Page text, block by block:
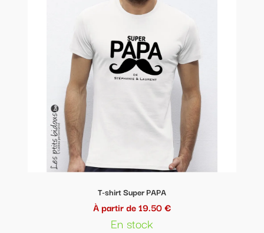
T-shirt Super PAPA
À partir de 19.50 €
En stock